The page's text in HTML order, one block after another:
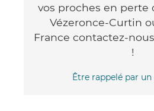
vos proches en perte
Vézeronce-Curtin
France contactez-
!
Être rappelé par